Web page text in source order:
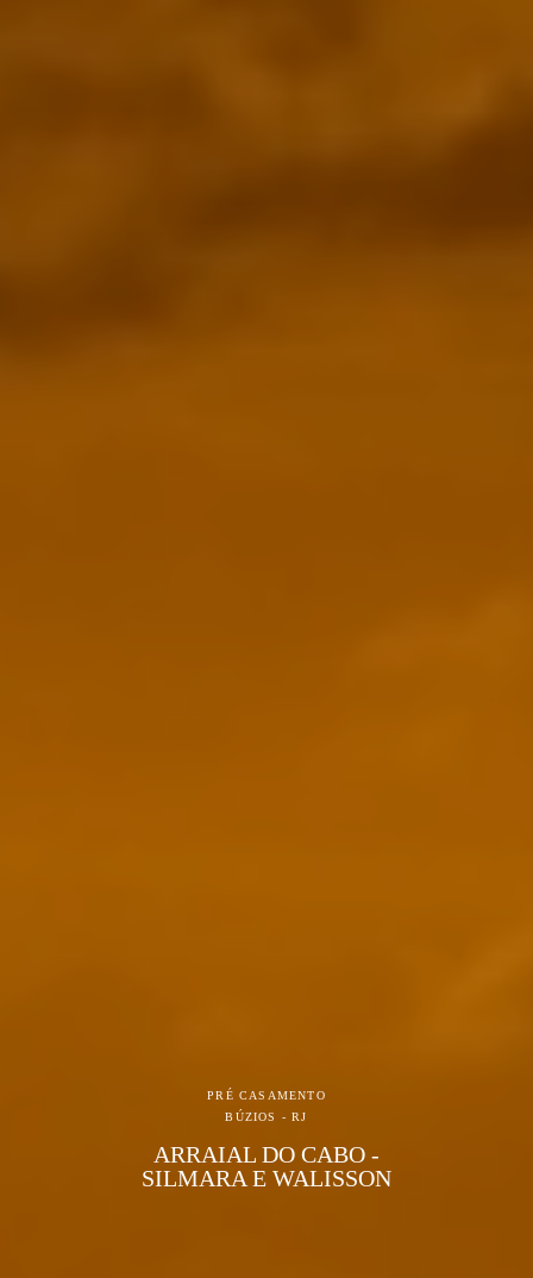
PRÉ CASAMENTO
BÚZIOS - RJ
ARRAIAL DO CABO -
SILMARA E WALISSON